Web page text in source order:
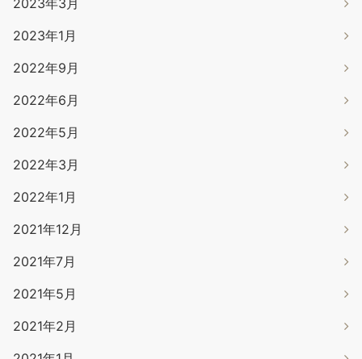
2023年3月
2023年1月
2022年9月
2022年6月
2022年5月
2022年3月
2022年1月
2021年12月
2021年7月
2021年5月
2021年2月